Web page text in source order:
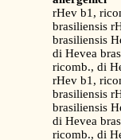
rHev b1,
brasiliensis
brasiliensis
di Hevea
ricomb., di
rHev b1,
brasiliensis
brasiliensis
di Hevea
ricomb., di